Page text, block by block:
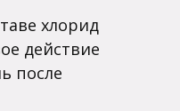
хлорид
действие
после